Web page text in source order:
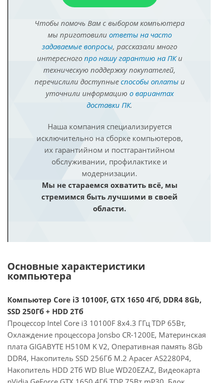
Чтобы помочь Вам с выбором компьютера
мы приготовили ответы на часто
задаваемые вопросы, рассказали много
интересного про нашу гарантию на ПКи
техническую поддержку покупателей,
перечислили доступные способы оплатыи
уточнили информацию о вариантах
доставки ПК.
Наша компания специализируется
исключительно на сборке компьютеров,
их гарантийном и постгарантийном
обслуживании, профилактике и
модернизации.
Мы не стараемся охватить всё, мы
стремимся быть лучшими в своей
области.
Основные характеристики
компьютера
Компьютер Core i3 10100F, GTX 1650 4Гб, DDR4 8Gb,
SSD 250Гб + HDD 2Тб
Процессор Intel Core i3 10100F 8x4.3 ГГц TDP 65Вт,
Охлаждение процессора Jonsbo CR-1200E, Материнская
плата GIGABYTE H510M K V2, Оперативная память 8Gb
DDR4, Накопитель SSD 256Гб M.2 Apacer AS2280P4,
Накопитель HDD 2Тб WD Blue WD20EZAZ, Видеокарта